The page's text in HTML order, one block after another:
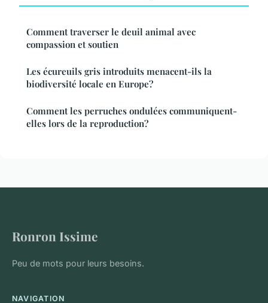
Comment traverser le deuil animal avec
compassion et soutien
Les écureuils gris introduits menacent-ils la
biodiversité locale en Europe?
Comment les perruches ondulées communiquent-
elles lors de la reproduction?
Ronron Issime
Peu de mots pour leurs besoins.
NAVIGATION